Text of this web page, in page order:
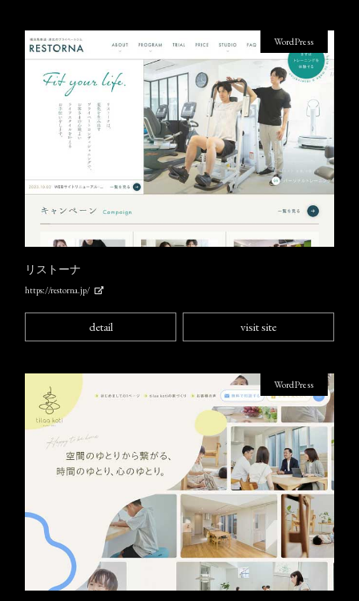
リストーナ
https://restorna.jp/
WordPress
detail visit site
WordPress